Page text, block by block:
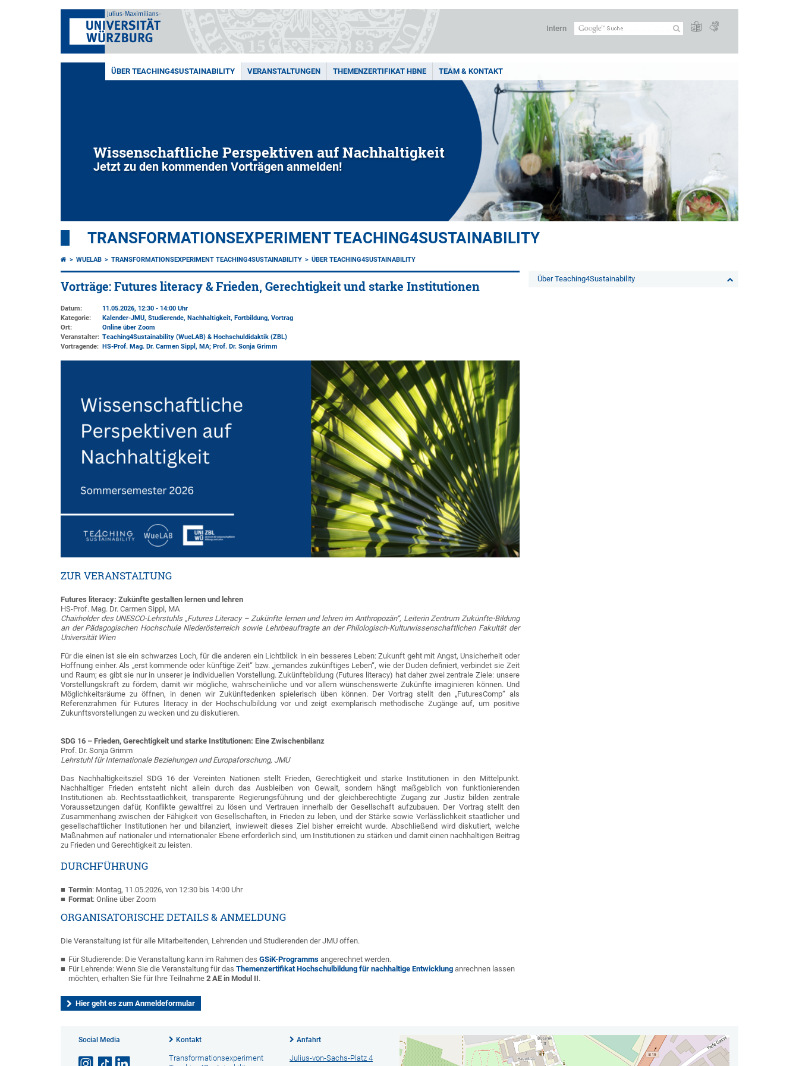
Intern
ÜBER TEACHING4SUSTAINABILITY VERANSTALTUNGEN THEMENZERTIFIKAT HBNE TEAM & KONTAKT
Wissenschaftliche Perspektiven auf Nachhaltigkeit
Jetzt zu den kommenden Vorträgen anmelden!
TRANSFORMATIONSEXPERIMENT TEACHING4SUSTAINABILITY
WUELAB TRANSFORMATIONSEXPERIMENT TEACHING4SUSTAINABILITY ÜBER TEACHING4SUSTAINABILITY
Vorträge: Futures literacy & Frieden, Gerechtigkeit und starke Institutionen
Datum:
11.05.2026, 12:30 - 14:00 Uhr
Kategorie:
Kalender-JMU, Studierende, Nachhaltigkeit, Fortbildung, Vortrag
Ort:
Online über Zoom
Veranstalter: Teaching4Sustainability (WueLAB) & Hochschuldidaktik (ZBL)
Vortragende: HS-Prof. Mag. Dr. Carmen Sippl, MA; Prof. Dr. Sonja Grimm
ZUR VERANSTALTUNG
Futures literacy: Zukünfte gestalten lernen und lehren
HS-Prof. Mag. Dr. Carmen Sippl, MA
Chairholder des UNESCO-Lehrstuhls „Futures Literacy – Zukünfte lernen und lehren im Anthropozän“, Leiterin Zentrum Zukünfte⋅Bildung
an der Pädagogischen Hochschule Niederösterreich sowie Lehrbeauftragte an der Philo­logisch-Kulturwissenschaftlichen Fakultät der
Universität Wien
Für die einen ist sie ein schwarzes Loch, für die anderen ein Lichtblick in ein besseres Leben: Zukunft geht mit Angst, Unsicherheit oder
Hoffnung einher. Als „erst kommende oder künftige Zeit“ bzw. „jemandes zukünftiges Leben“, wie der Duden definiert, verbindet sie Zeit
und Raum; es gibt sie nur in unserer je individuellen Vorstellung. Zukünftebildung (Futures literacy) hat daher zwei zentrale Ziele: unsere
Vorstellungskraft zu fördern, damit wir mögliche, wahrscheinliche und vor allem wünschenswerte Zukünfte imaginieren können. Und
Möglichkeitsräume zu öffnen, in denen wir Zukünftedenken spielerisch üben können. Der Vortrag stellt den „FuturesComp“ als
Referenzrahmen für Futures literacy in der Hochschulbildung vor und zeigt exemplarisch methodische Zugänge auf, um positive
Zukunftsvorstellungen zu wecken und zu diskutieren.
SDG 16 – Frieden, Gerechtigkeit und starke Institutionen: Eine Zwischenbilanz
Prof. Dr. Sonja Grimm
Lehrstuhl für Internationale Beziehungen und Europaforschung, JMU
Das Nachhaltigkeitsziel SDG 16 der Vereinten Nationen stellt Frieden, Gerechtigkeit und starke Institutionen in den Mittelpunkt.
Nachhaltiger Frieden entsteht nicht allein durch das Ausbleiben von Gewalt, sondern hängt maßgeblich von funktionierenden
Institutionen ab. Rechtsstaatlichkeit, transparente Regierungsführung und der gleichberechtigte Zugang zur Justiz bilden zentrale
Voraussetzungen dafür, Konflikte gewaltfrei zu lösen und Vertrauen innerhalb der Gesellschaft aufzubauen. Der Vortrag stellt den
Zusammenhang zwischen der Fähigkeit von Gesellschaften, in Frieden zu leben, und der Stärke sowie Verlässlichkeit staatlicher und
gesellschaftlicher Institutionen her und bilanziert, inwieweit dieses Ziel bisher erreicht wurde. Abschließend wird diskutiert, welche
Maßnahmen auf nationaler und internationaler Ebene erforderlich sind, um Institutionen zu stärken und damit einen nachhaltigen Beitrag
zu Frieden und Gerechtigkeit zu leisten.
DURCHFÜHRUNG
Termin: Montag, 11.05.2026, von 12:30 bis 14:00 Uhr
Format: Online über Zoom
ORGANISATORISCHE DETAILS & ANMELDUNG
Die Veranstaltung ist für alle Mitarbeitenden, Lehrenden und Studierenden der JMU offen.
Für Studierende: Die Veranstaltung kann im Rahmen des GSiK-Programms angerechnet werden.
Für Lehrende: Wenn Sie die Veranstaltung für das Themenzertifikat Hochschulbildung für nachhaltige Entwicklung anrechnen lassen
möchten, erhalten Sie für Ihre Teilnahme 2 AE in Modul II.
Hier geht es zum Anmeldeformular
Über Teaching4Sustainability
Social Media Kontakt
Transformationsexperiment
Anfahrt
Julius-von-Sachs-Platz 4